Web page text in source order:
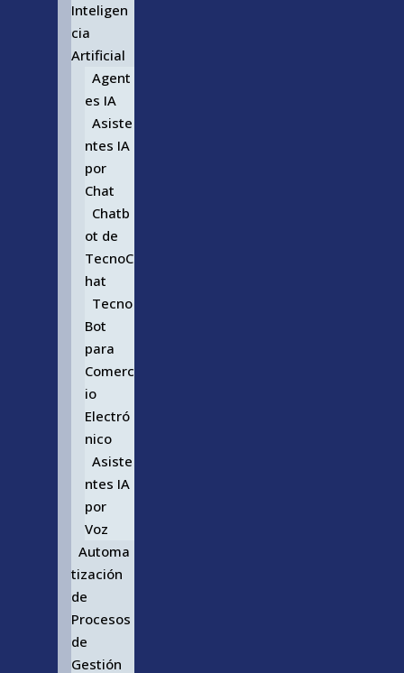
Inteligen
cia
Artificial
Agent
es IA
Asiste
ntes IA
por
Chat
Chatb
ot de
TecnoC
hat
Tecno
Bot
para
Comerc
io
Electró
nico
Asiste
ntes IA
por
Voz
Automa
tización
de
Procesos
de
Gestión